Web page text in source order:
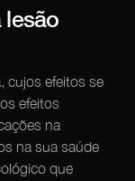
lesão
cujos efeitos se
efeitos
na
na sua saúde
que